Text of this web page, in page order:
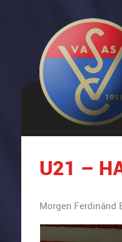
U21 –
Morgen Ferdinánd